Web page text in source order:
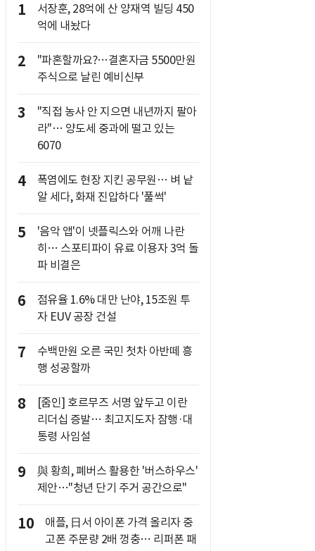
1
서장훈, 28억에 산 양재역 빌딩 450
억에 내놨다
2
"파혼할까요?…결혼자금 5500만원
주식으로 날린 예비신부
3
"직접 농사 안 지으면 내년까지 팔아
라"… 양도세 중과에 떨고 있는
6070
4
폭염에도 현장 지킨 공무원… 벼 낱
알 세다, 화재 진압하다 '풀썩'
5
'음악 앱'이 넷플릭스와 어깨 나란
히… 스포티파이 유료 이용자 3억 돌
파 비결은
6
점유율 1.6% 대만 난야, 15조원 투
자 EUV 공장 건설
7
수백만원 오른 국민 첫차 아반떼 흥
행 성공할까
8
[줌인] 호르무즈 서명 앞두고 이란
리더십 증발… 최고지도자 잠행·대
통령 사임설
9
與 황희, 폐버스 활용한 '버스하우스'
제안…"청년 단기 주거 공간으로"
10
애플, 日서 아이폰 가격 올리자 중
고폰 주문량 2배 껑충… 리퍼폰 패